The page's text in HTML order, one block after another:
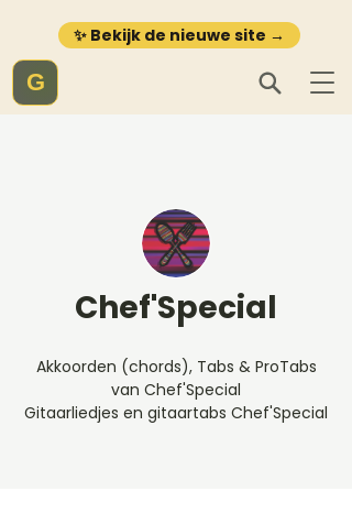
✨ Bekijk de nieuwe site →
G
Chef'Special
Akkoorden (chords), Tabs & ProTabs
van Chef'Special
Gitaarliedjes en gitaartabs Chef'Special